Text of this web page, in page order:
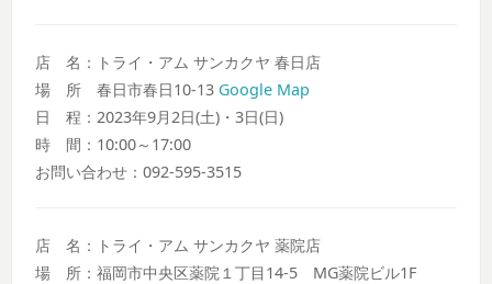
店 名：トライ・アム サンカクヤ 春日店
場 所 春日市春日10-13 Google Map
日 程：2023年9月2日(土)・3日(日)
時 間：10:00～17:00
お問い合わせ：092-595-3515
店 名：トライ・アム サンカクヤ 薬院店
場 所：福岡市中央区薬院１丁目14-5 MG薬院ビル1F